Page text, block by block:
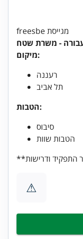
freesbe מגייסת
- משרת שטח
מיקום:
רעננה
תל אביב
הטבות:
סיבוס
הטבות שוות
⚠